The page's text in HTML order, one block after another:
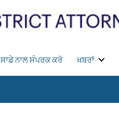
ਸਾਡੇ ਨਾਲ ਸੰਪਰਕ ਕਰੋ ਖ਼ਬਰਾਂ